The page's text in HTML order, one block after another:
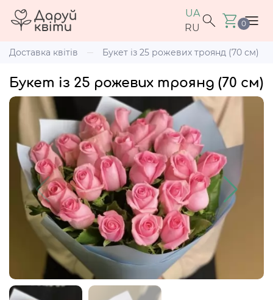
UA
RU
0
Доставка квітів Букет із 25 рожевих троянд (70 см)
Букет із 25 рожевих троянд (70 см)